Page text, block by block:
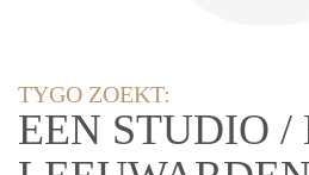
TYGO ZOEKT:
EEN STUDIO